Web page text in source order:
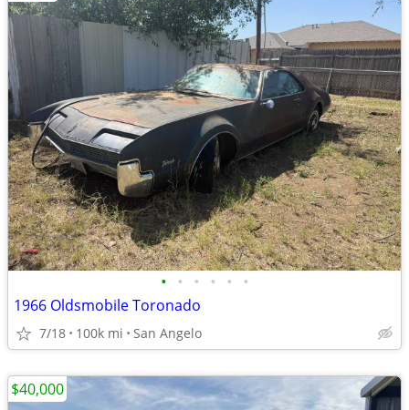
• • • • • •
1966 Oldsmobile Toronado
7/18 100k mi San Angelo
$40,000